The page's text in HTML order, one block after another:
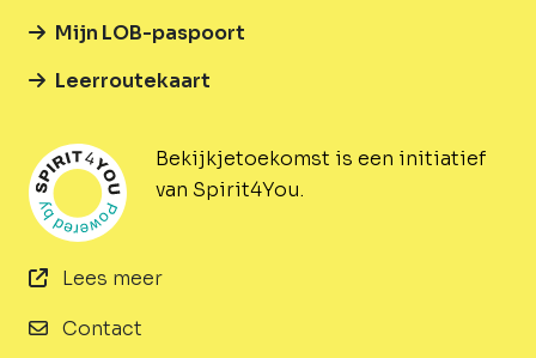
Bekijkjetoekomst is een initiatief
van Spirit4You.
Lees meer
Contact
Mijn LOB-paspoort
Leerroutekaart